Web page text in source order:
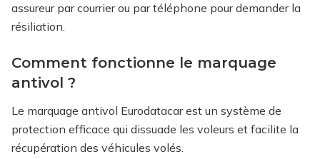
assureur par courrier ou par téléphone pour demander la
résiliation.
Comment fonctionne le marquage
antivol ?
Le marquage antivol Eurodatacar est un système de
protection efficace qui dissuade les voleurs et facilite la
récupération des véhicules volés.